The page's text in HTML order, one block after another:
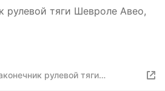
рулевой тяги Шевроле Авео,
рулевой тяги